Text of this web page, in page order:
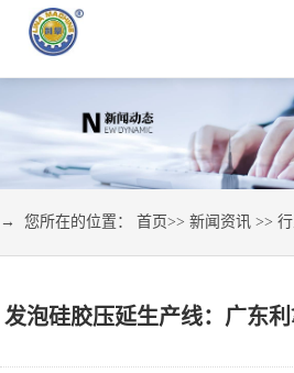
→ 您所在的位置： 首页>> 新闻资讯 >>
发泡硅胶压延生产线：广东